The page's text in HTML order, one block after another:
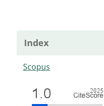
Index
Scopus